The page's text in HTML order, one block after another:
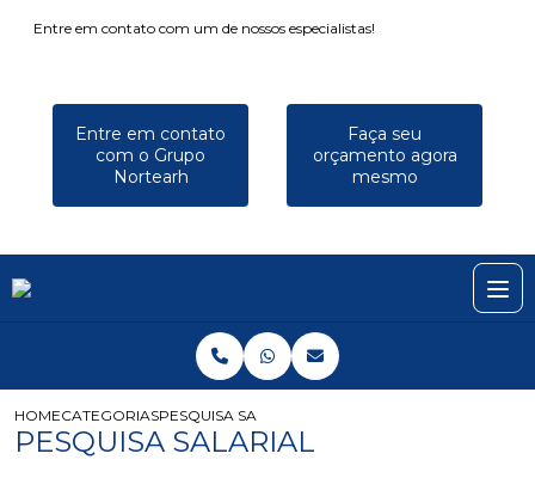
Entre em contato com um de nossos especialistas!
Entre em contato
com o Grupo
Nortearh
Faça seu
orçamento agora
mesmo
HOMECATEGORIASPESQUISA SALARIAL
PESQUISA SALARIAL